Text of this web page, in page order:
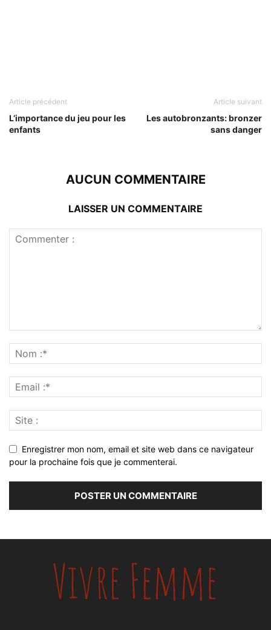
Article précédent
L’importance du jeu pour les
enfants
Article suivant
Les autobronzants: bronzer
sans danger
AUCUN COMMENTAIRE
LAISSER UN COMMENTAIRE
Enregistrer mon nom, email et site web dans ce navigateur
pour la prochaine fois que je commenterai.